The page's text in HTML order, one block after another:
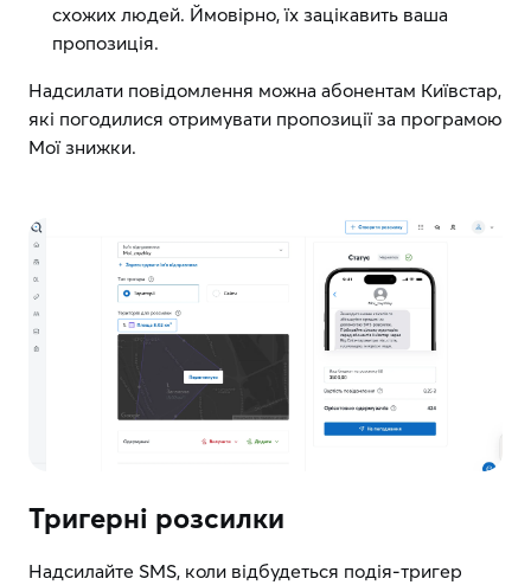
схожих людей. Ймовірно, їх зацікавить ваша
пропозиція.
Надсилати повідомлення можна абонентам Київстар,
які погодилися отримувати пропозиції за програмою
Мої знижки.
Тригерні розсилки
Надсилайте SMS, коли відбудеться подія-тригер